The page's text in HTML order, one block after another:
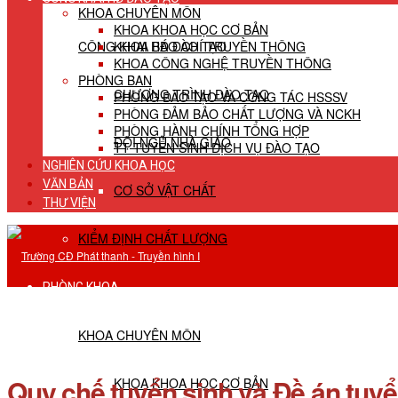
CÔNG KHAI HĐ ĐÀO TẠO
CHƯƠNG TRÌNH ĐÀO TẠO
ĐỘI NGŨ NHÀ GIÁO
CƠ SỞ VẬT CHẤT
KIỂM ĐỊNH CHẤT LƯỢNG
PHÒNG KHOA
KHOA CHUYÊN MÔN
KHOA KHOA HỌC CƠ BẢN
KHOA CHUYÊN MÔN
KHOA KHOA HỌC CƠ BẢN
KHOA BÁO CHÍ TRUYỀN THÔNG
KHOA CÔNG NGHỆ TRUYỀN THÔNG
PHÒNG BAN
PHÒNG ĐÀO TẠO VÀ CÔNG TÁC HSSSV
PHÒNG ĐẢM BẢO CHẤT LƯỢNG VÀ NCKH
PHÒNG HÀNH CHÍNH TỔNG HỢP
TT TUYỂN SINH DỊCH VỤ ĐÀO TẠO
NGHIÊN CỨU KHOA HỌC
VĂN BẢN
THƯ VIỆN